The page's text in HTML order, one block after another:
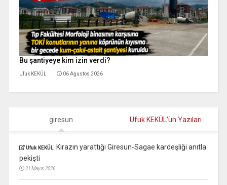
Bu şantiyeye kim izin verdi?
Ufuk KEKÜL 06 Ağustos 2026
giresun Ufuk KEKÜL'ün Yazıları
Ufuk KEKÜL: Kirazın yarattığı Giresun-Sagae kardeşliği anıtla
pekişti
21 Mayıs 2026